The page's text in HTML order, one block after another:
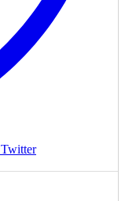
Twitter